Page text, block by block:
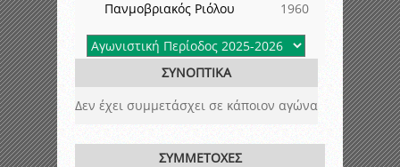
Πανμοβριακός Ριόλου
1960
ΣΥΝΟΠΤΙΚΑ
Δεν έχει συμμετάσχει σε κάποιον αγώνα
ΣΥΜΜΕΤΟΧΕΣ